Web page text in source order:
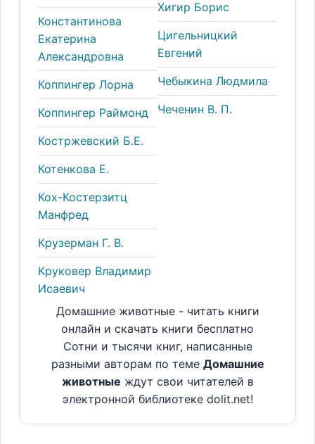
Константинова
Екатерина
Александровна
Коппингер Лорна
Коппингер Раймонд
Костржевский Б.Е.
Котенкова Е.
Кох-Костерзитц
Манфред
Крузерман Г. В.
Круковер Владимир
Исаевич
Хигир Борис
Цигельницкий
Евгений
Чебыкина Людмила
Чеченин В. П.
Домашние животные - читать книги
онлайн и скачать книги бесплатно
Сотни и тысячи книг, написанные
разными авторам по теме Домашние
животные ждут свои читателей в
электронной библиотеке dolit.net!